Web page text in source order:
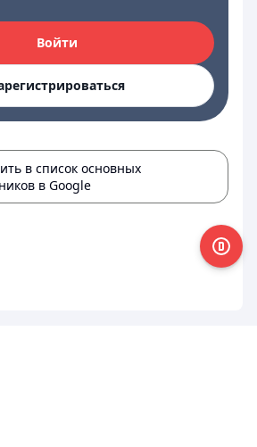
Войти
в список основных
в Google